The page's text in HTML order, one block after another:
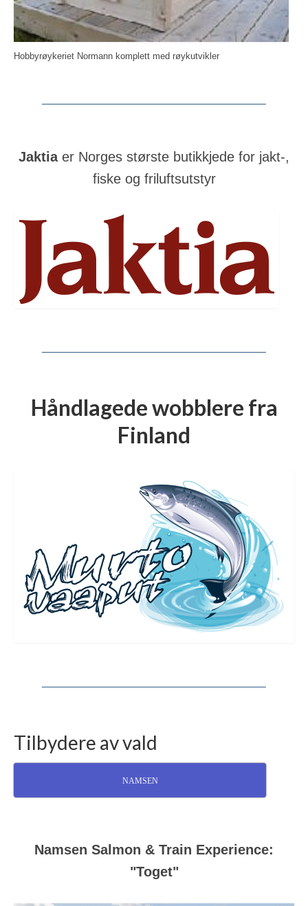
Hobbyrøykeriet Normann komplett med røykutvikler
Jaktiaer Norges største butikkjede for jakt-,
fiske og friluftsutstyr
Håndlagede wobblere fra
Finland
Tilbydere av vald
NAMSEN
Namsen Salmon & Train Experience:
"Toget"